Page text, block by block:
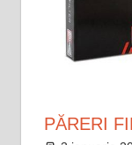
PĂRERI